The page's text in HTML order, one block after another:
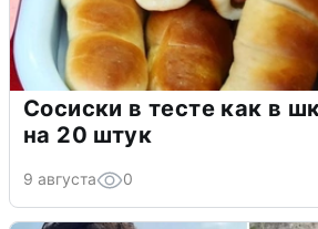
Сосиски в тесте как в
на 20 штук
9 августа 0